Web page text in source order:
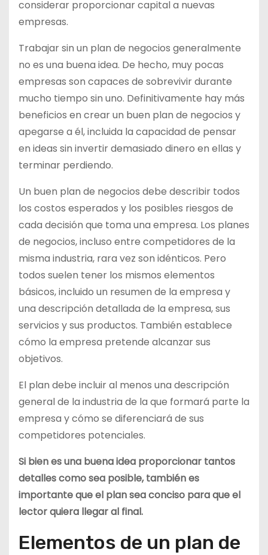
considerar proporcionar capital a nuevas
empresas.
Trabajar sin un plan de negocios generalmente
no es una buena idea. De hecho, muy pocas
empresas son capaces de sobrevivir durante
mucho tiempo sin uno. Definitivamente hay más
beneficios en crear un buen plan de negocios y
apegarse a él, incluida la capacidad de pensar
en ideas sin invertir demasiado dinero en ellas y
terminar perdiendo.
Un buen plan de negocios debe describir todos
los costos esperados y los posibles riesgos de
cada decisión que toma una empresa. Los planes
de negocios, incluso entre competidores de la
misma industria, rara vez son idénticos. Pero
todos suelen tener los mismos elementos
básicos, incluido un resumen de la empresa y
una descripción detallada de la empresa, sus
servicios y sus productos. También establece
cómo la empresa pretende alcanzar sus
objetivos.
El plan debe incluir al menos una descripción
general de la industria de la que formará parte la
empresa y cómo se diferenciará de sus
competidores potenciales.
Si bien es una buena idea proporcionar tantos
detalles como sea posible, también es
importante que el plan sea conciso para que el
lector quiera llegar al final.
Elementos de un plan de